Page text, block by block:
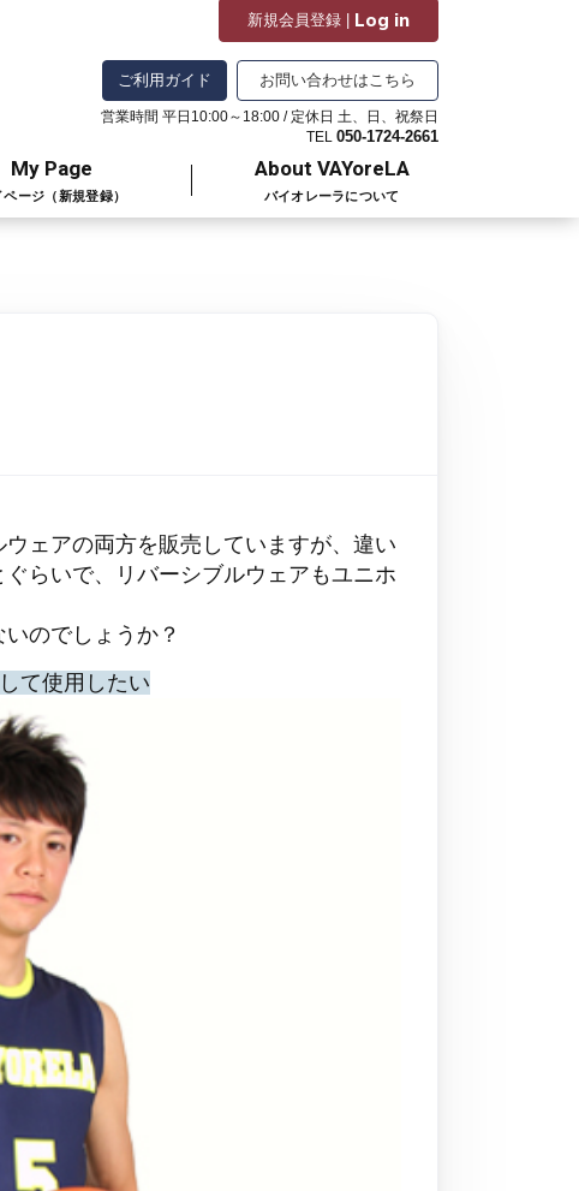
新規会員登録 | Log in
ご利用ガイド お問い合わせはこちら
営業時間 平日10:00～18:00 / 定休日 土、日、祝祭日
TEL 050-1724-2661
My Page
ページ（新規登録）
About VAYoreLA
バイオレーラについて
ェアの両方を販売していますが、違い
らいで、リバーシブルウェアもユニホ
のでしょうか？
て使用したい